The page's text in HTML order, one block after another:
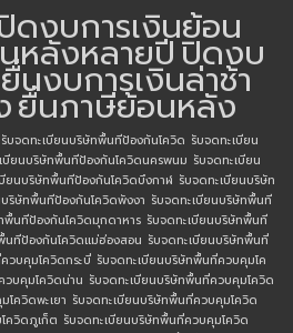
ดงบการเงินย้อน
หลังหลายปีปิดงบ
ยื่นงบการเงินล่าช้า
ยื่นภาษีย้อนหลัง
รับจดทะเบียนบริษัทพื้นทีป้องกันโควิด รับจดทะเบียน
บียนบริษัทพื้นทีป้องกันโควิดนครพนม รับจดทะเบียน
ยนบริษัทพื้นทีป้องกันโควิดบึงกาฬ รับจดทะเบียนบริษัท
บริษัทพื้นทีป้องกันโควิดพังงา รับจดทะเบียนบริษัทพื้นที
พื้นทีป้องกันโควิดมุกดาหาร รับจดทะเบียนบริษัทพื้นที
นทีป้องกันโควิดแม่ฮ่องสอน รับจดทะเบียนบริษัทพื้นที่
วบคุมโควิดกระบี่ รับจดทะเบียนบริษัทพื้นที่ควบคุมโค
วบคุมโควิดน่าน รับจดทะเบียนบริษัทพื้นที่ควบคุมโควิด
ควิดพะเยา รับจดทะเบียนบริษัทพื้นที่ควบคุมโควิด
ควิดภูเก็ต รับจดทะเบียนบริษัทพื้นที่ควบคุมโควิด